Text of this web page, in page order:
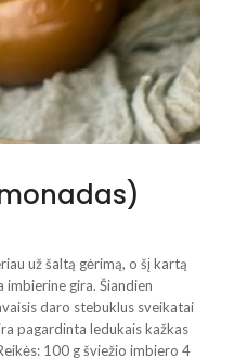
už šaltą gėrimą, o šį kartą
gira. Šiandien
daro stebuklus sveikatai
pagardinta ledukais kažkas
100 g šviežio imbiero 4